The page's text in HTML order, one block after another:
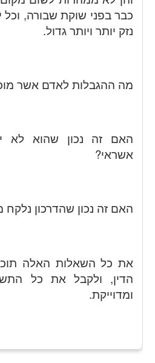
כבר בפני שוקת שבורה, וכל
נזק יותר ויותר גדול.
מה ההגבלות לאדם אשר
האם זה נכון שהוא לא
אשראי?
האם זה נכון שהדרכון נלקח
את כל השאלות האלה
הדין, ולקבל את כל
ומדוייקת.